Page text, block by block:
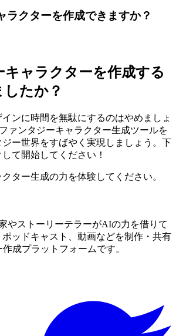
ラクターを作成できますか？
キャラクターを作成する
たか？
ンに時間を無駄にするのはやめましょ
ァンタジーキャラクター生成ツールを
ー世界をすばやく実現しましょう。下
て開始してください！
ター生成の力を体験してください。
やストーリーテラーがAIの力を借りて
ッドキャスト、動画などを制作・共有
成プラットフォームです。